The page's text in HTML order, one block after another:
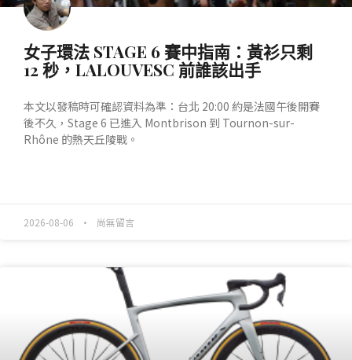
女子環法 STAGE 6 賽中指南：黃衫只剩
12 秒，LALOUVESC 前誰該出手
本文以發稿時可確認資料為準：台北 20:00 約是法國午後開賽
後不久，Stage 6 已進入 Montbrison 到 Tournon-sur-
Rhône 的熱天丘陵戰。
2026-08-06 尚無留言